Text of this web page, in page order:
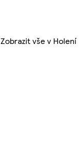
Zobrazit vše v Holení